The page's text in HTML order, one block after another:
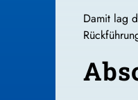
Damit lag